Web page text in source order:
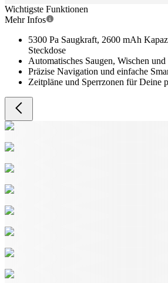
Wichtigste Funktionen
Mehr Infos
5300 Pa Saugkraft, 2600 mAh
Steckdose
Automatisches Saugen, Wischen und
Präzise Navigation und einfache
Zeitpläne und Sperrzonen für Deine